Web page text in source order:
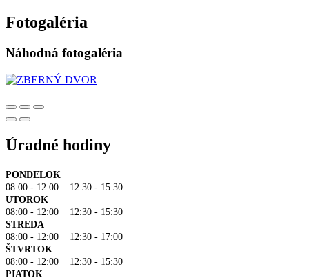
Fotogaléria
Náhodná fotogaléria
Úradné hodiny
PONDELOK
08:00 - 12:00 12:30 - 15:30
UTOROK
08:00 - 12:00 12:30 - 15:30
STREDA
08:00 - 12:00 12:30 - 17:00
ŠTVRTOK
08:00 - 12:00 12:30 - 15:30
PIATOK